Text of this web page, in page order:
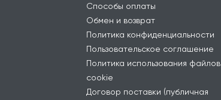
Способы оплаты
Обмен и возврат
Политика конфиденциальности
Пользовательское соглашение
Политика использования файлов
cookie
Договор поставки (публичная